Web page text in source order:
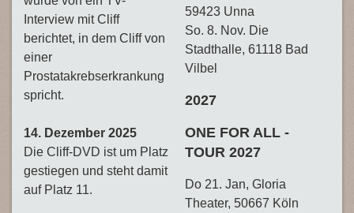
Interview mit Cliff
berichtet, in dem Cliff von
einer
Prostatakrebserkrankung
spricht.
14. Dezember 2025
Die Cliff-DVD ist um Platz
gestiegen und steht damit
auf Platz 11.
59423 Unna
So. 8. Nov. Die
Stadthalle, 61118 Bad
Vilbel
2027
ONE FOR ALL -
TOUR 2027
Do 21. Jan, Gloria
Theater, 50667 Köln